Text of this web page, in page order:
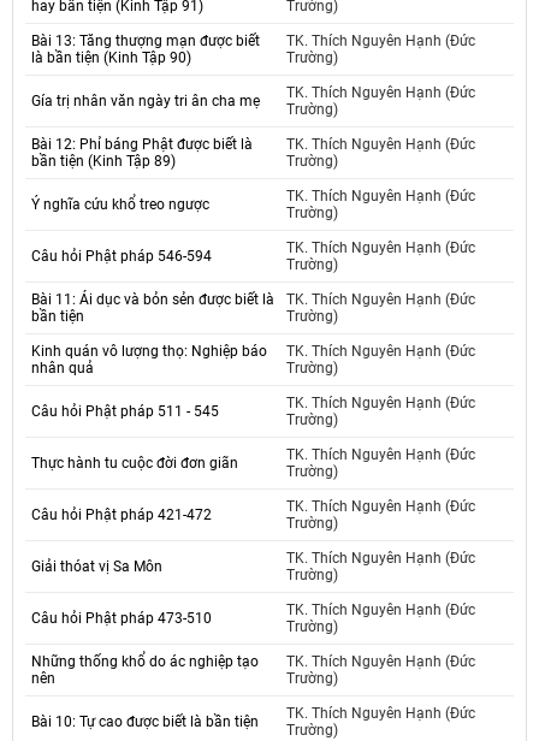
hay bần tiện (Kinh Tập 91) Trường)
Bài 13: Tăng thượng mạn được biết
là bần tiện (Kinh Tập 90)
TK. Thích Nguyên Hạnh (Đức
Trường)
Gía trị nhân văn ngày tri ân cha mẹ
TK. Thích Nguyên Hạnh (Đức
Trường)
Bài 12: Phỉ báng Phật được biết là
bần tiện (Kinh Tập 89)
TK. Thích Nguyên Hạnh (Đức
Trường)
Ý nghĩa cứu khổ treo ngược
TK. Thích Nguyên Hạnh (Đức
Trường)
Câu hỏi Phật pháp 546-594
TK. Thích Nguyên Hạnh (Đức
Trường)
Bài 11: Ái dục và bỏn sẻn được biết là
bần tiện
TK. Thích Nguyên Hạnh (Đức
Trường)
Kinh quán vô lượng thọ: Nghiệp báo
nhân quả
TK. Thích Nguyên Hạnh (Đức
Trường)
Câu hỏi Phật pháp 511 - 545
TK. Thích Nguyên Hạnh (Đức
Trường)
Thực hành tu cuộc đời đơn giãn
TK. Thích Nguyên Hạnh (Đức
Trường)
Câu hỏi Phật pháp 421-472
TK. Thích Nguyên Hạnh (Đức
Trường)
Giải thóat vị Sa Môn
TK. Thích Nguyên Hạnh (Đức
Trường)
Câu hỏi Phật pháp 473-510
TK. Thích Nguyên Hạnh (Đức
Trường)
Những thống khổ do ác nghiệp tạo
nên
TK. Thích Nguyên Hạnh (Đức
Trường)
Bài 10: Tự cao được biết là bần tiện
TK. Thích Nguyên Hạnh (Đức
Trường)